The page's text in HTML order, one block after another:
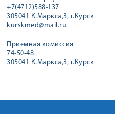
+7(4712)588-137
305041 К.Маркса,3, г.Курск
kurskmed@mail.ru
Приемная комиссия
74-50-48
305041 К.Маркса,3, г.Курск